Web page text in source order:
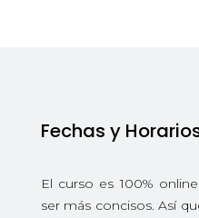
Fechas y
El curso es 100%
ser más concisos. Así